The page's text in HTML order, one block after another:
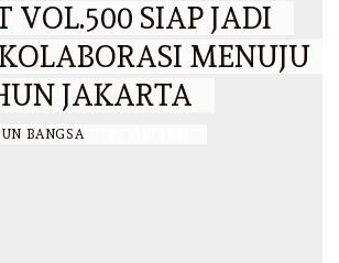
VOL.500 SIAP JADI
MENUJU
JAKARTA
BANGSA